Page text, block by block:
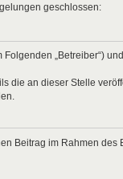
geschlossen:
„Betreiber“)
die an dieser Stelle
Beitrag im Rahmen des